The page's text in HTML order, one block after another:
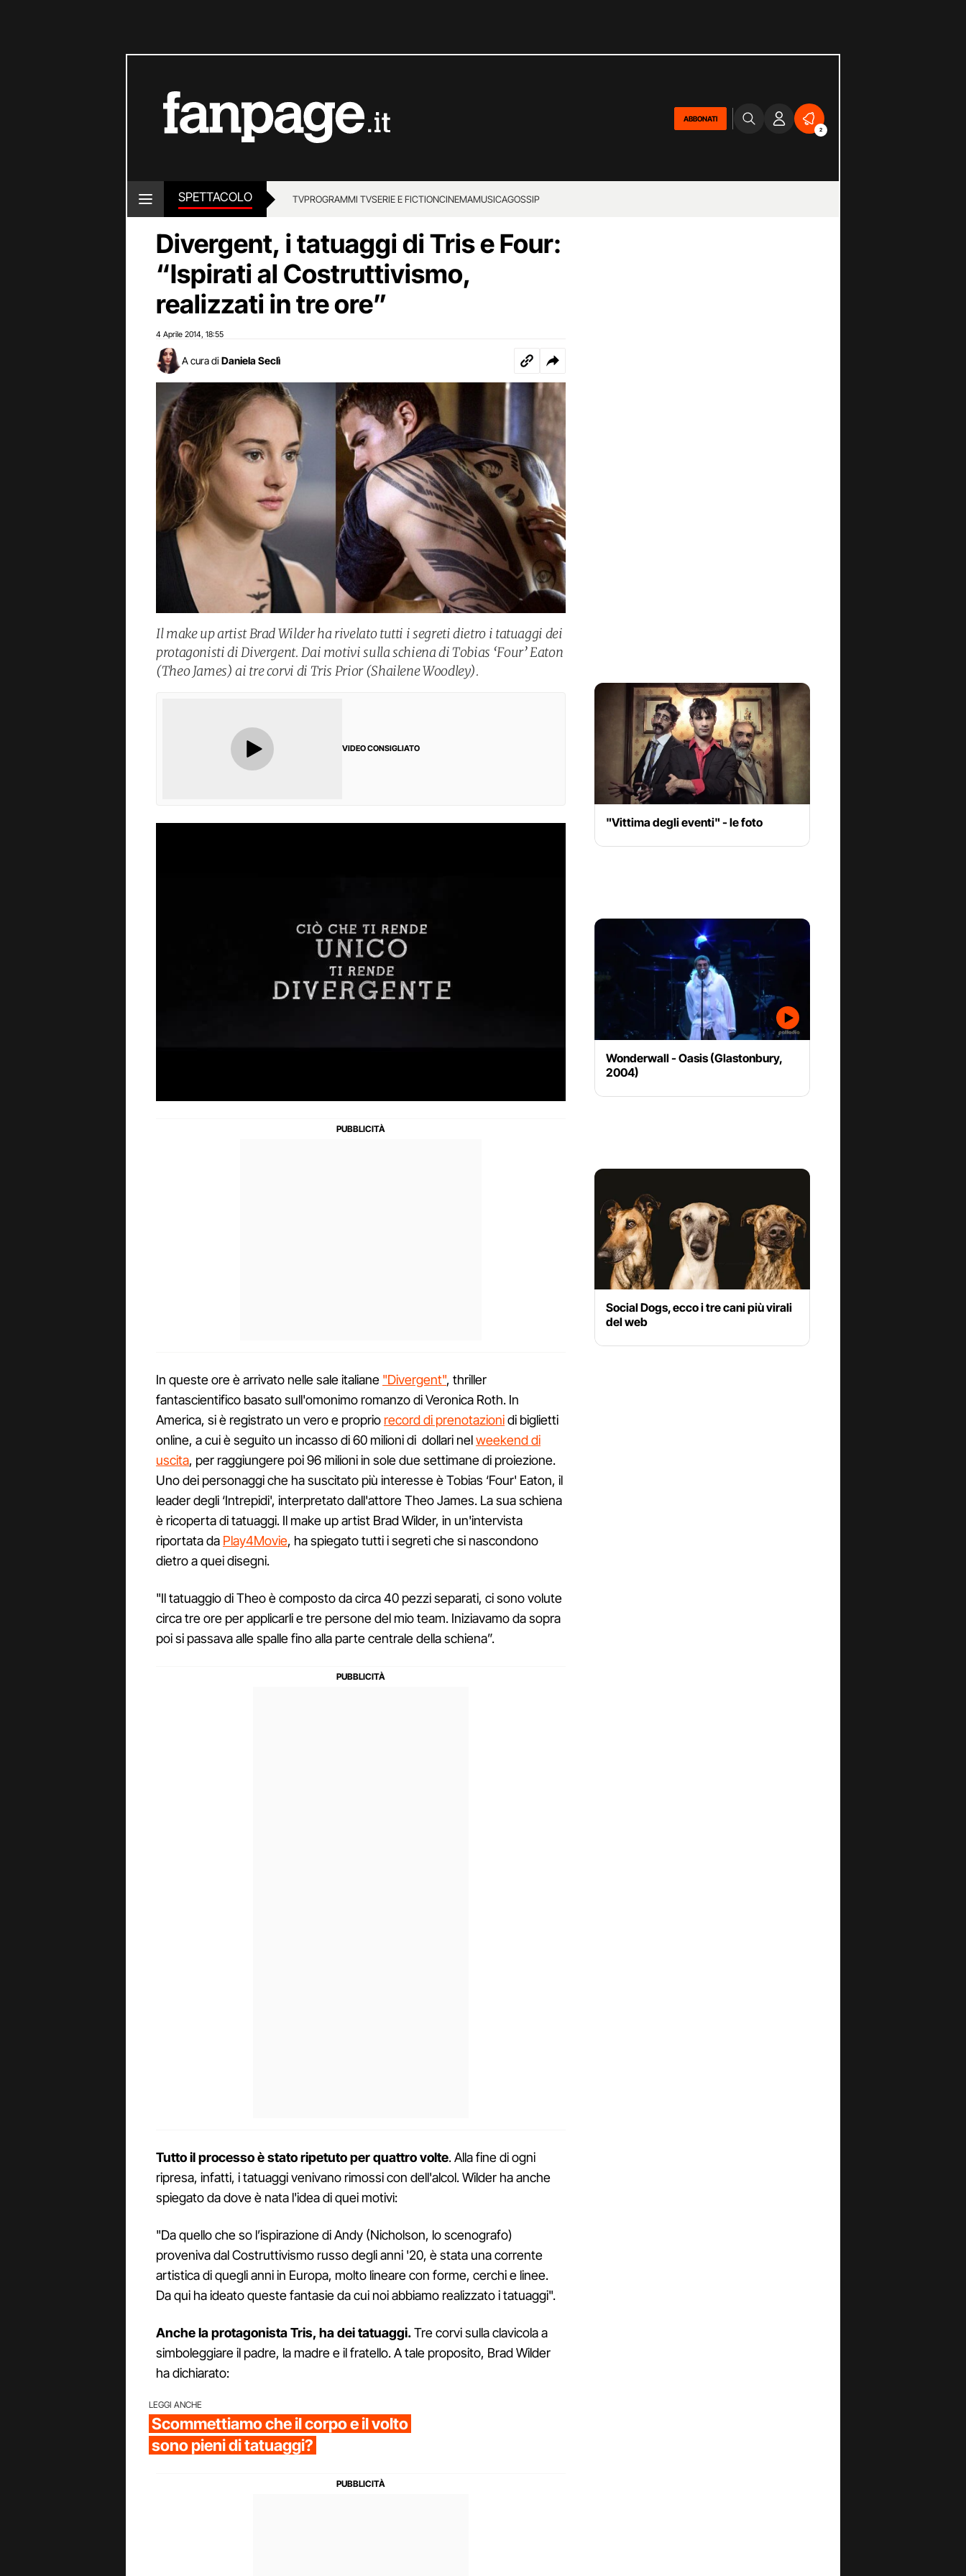
ABBONATI
2
SPETTACOLO TVPROGRAMMI TVSERIE E FICTIONCINEMAMUSICAGOSSIP
Divergent, i tatuaggi di Tris e Four:
“Ispirati al Costruttivismo,
realizzati in tre ore”
4 Aprile 2014 18:55
A cura di Daniela Seclì
Il make up artist Brad Wilder ha rivelato tutti i segreti dietro i tatuaggi dei
protagonisti di Divergent. Dai motivi sulla schiena di Tobias ‘Four’ Eaton
(Theo James) ai tre corvi di Tris Prior (Shailene Woodley).
VIDEO CONSIGLIATO
In queste ore è arrivato nelle sale italiane "Divergent", thriller
fantascientifico basato sull'omonimo romanzo di Veronica Roth. In
America, si è registrato un vero e proprio record di prenotazionidi biglietti
online, a cui è seguito un incasso di 60 milioni di dollari nelweekend di
uscita, per raggiungere poi 96 milioni in sole due settimane di proiezione.
Uno dei personaggi che ha suscitato più interesse è Tobias ‘Four' Eaton, il
leader degli ‘Intrepidi', interpretato dall'attore Theo James. La sua schiena
è ricoperta di tatuaggi. Il make up artist Brad Wilder, in un'intervista
riportata da Play4Movie, ha spiegato tutti i segreti che si nascondono
dietro a quei disegni.
"Il tatuaggio di Theo è composto da circa 40 pezzi separati, ci sono volute
circa tre ore per applicarli e tre persone del mio team. Iniziavamo da sopra
poi si passava alle spalle fino alla parte centrale della schiena”.
Tutto il processo è stato ripetuto per quattro volte. Alla fine di ogni
ripresa, infatti, i tatuaggi venivano rimossi con dell'alcol. Wilder ha anche
spiegato da dove è nata l'idea di quei motivi:
"Da quello che so l’ispirazione di Andy (Nicholson, lo scenografo)
proveniva dal Costruttivismo russo degli anni '20, è stata una corrente
artistica di quegli anni in Europa, molto lineare con forme, cerchi e linee.
Da qui ha ideato queste fantasie da cui noi abbiamo realizzato i tatuaggi".
Anche la protagonista Tris, ha dei tatuaggi.Tre corvi sulla clavicola a
simboleggiare il padre, la madre e il fratello. A tale proposito, Brad Wilder
ha dichiarato:
LEGGI ANCHE
Scommettiamo che il corpo e il volto
sono pieni di tatuaggi?
"Vittima degli eventi" - le foto
Wonderwall - Oasis (Glastonbury,
2004)
Social Dogs, ecco i tre cani più virali
del web